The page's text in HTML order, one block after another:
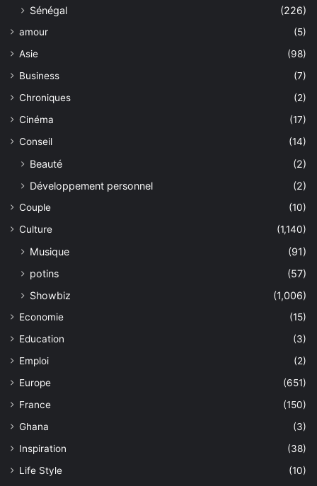
Sénégal
(226)
amour
(5)
Asie
(98)
Business
(7)
Chroniques
(2)
Cinéma
(17)
Conseil
(14)
Beauté
(2)
Développement personnel
(2)
Couple
(10)
Culture
(1,140)
Musique
(91)
potins
(57)
Showbiz
(1,006)
Economie
(15)
Education
(3)
Emploi
(2)
Europe
(651)
France
(150)
Ghana
(3)
Inspiration
(38)
Life Style
(10)